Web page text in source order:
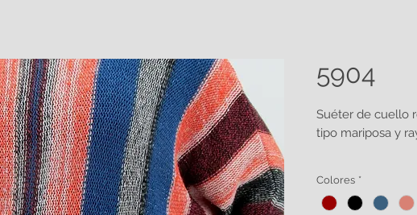
5904
Suéter de cuello
tipo mariposa y
botellas PET y
de algodón.
Colores *